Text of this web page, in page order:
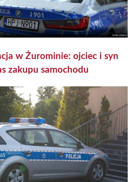
w Żurominie: ojciec i syn
zakupu samochodu